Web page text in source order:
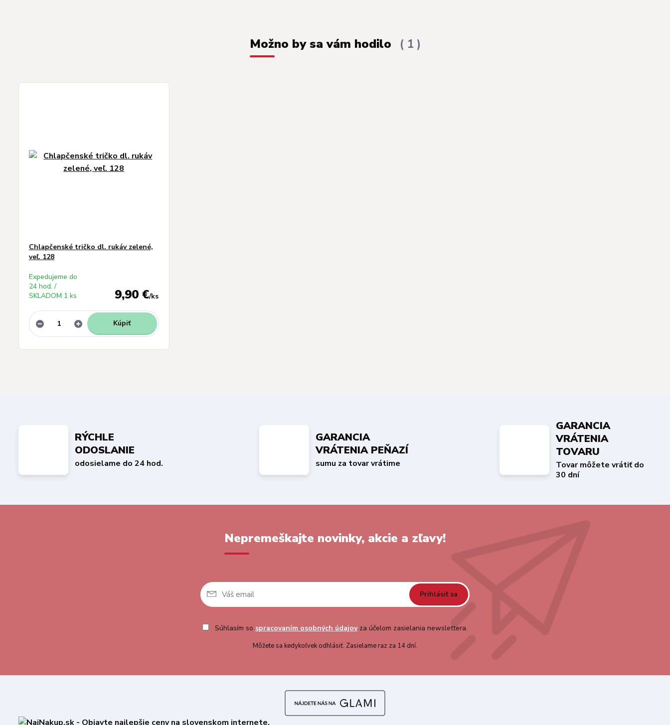
Možno by sa vám hodilo 1
Chlapčenské tričko dl. rukáv zelené,
veľ. 128
9,90 €/ks
Expedujeme do
24 hod. /
SKLADOM 1 ks
Kúpiť
RÝCHLE
ODOSLANIE
odosielame do 24 hod.
GARANCIA
VRÁTENIA PEŇAZÍ
sumu za tovar vrátime
GARANCIA
VRÁTENIA
TOVARU
Tovar môžete vrátiť do
30 dní
Nepremeškajte novinky, akcie a zľavy!
Prihlásiť sa
Súhlasím so spracovaním osobných údajovza účelom zasielania newslettera.
Môžete sa kedykoľvek odhlásiť. Zasielame raz za 14 dní.